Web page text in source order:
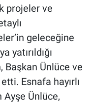
projeler ve
geleceğine
yatırıldığı
Başkan Ünlüce ve
Esnafa hayırlı
Ünlüce,